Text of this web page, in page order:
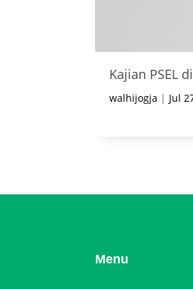
Kajian PSEL
walhijogja | Jul
Menu